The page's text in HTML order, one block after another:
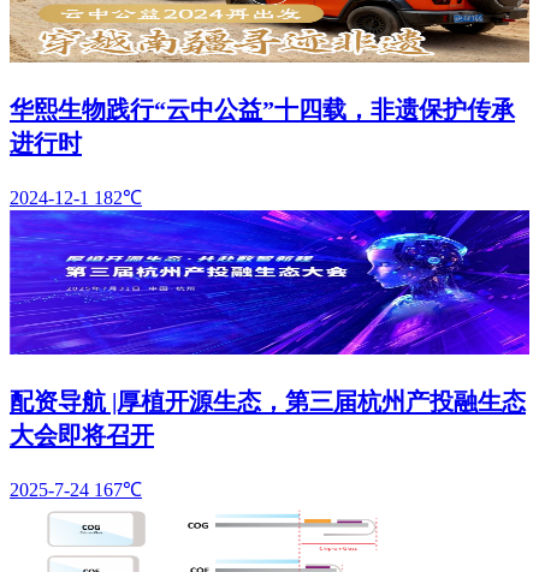
华熙生物践行“云中公益”十四载，非遗保护传承
进行时
2024-12-1 182℃
配资导航 |厚植开源生态，第三届杭州产投融生态
大会即将召开
2025-7-24 167℃